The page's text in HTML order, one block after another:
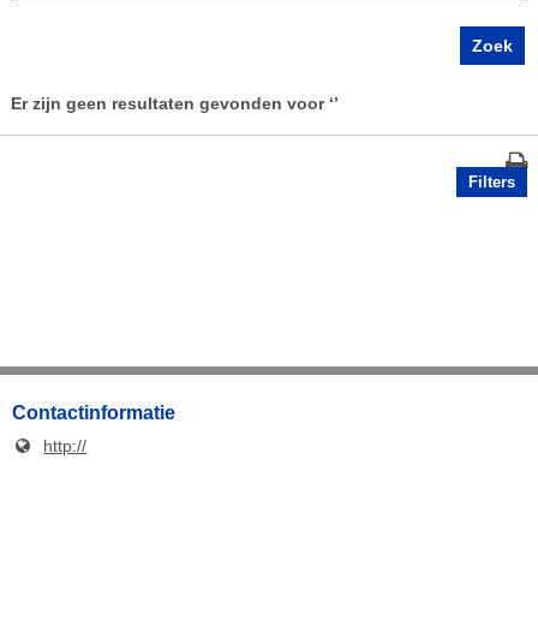
Er zijn geen resultaten gevonden voor ‘’
Filters
Contactinformatie
http://